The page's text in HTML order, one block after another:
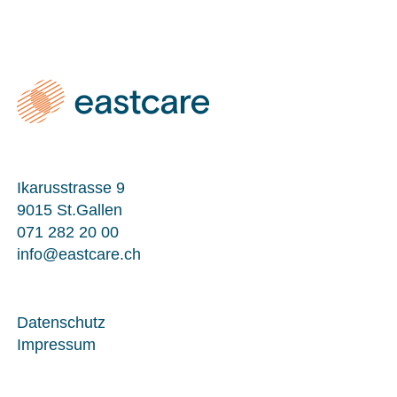
Ikarusstrasse 9
9015 St.Gallen
071 282 20 00
info@eastcare.ch
Datenschutz
Impressum